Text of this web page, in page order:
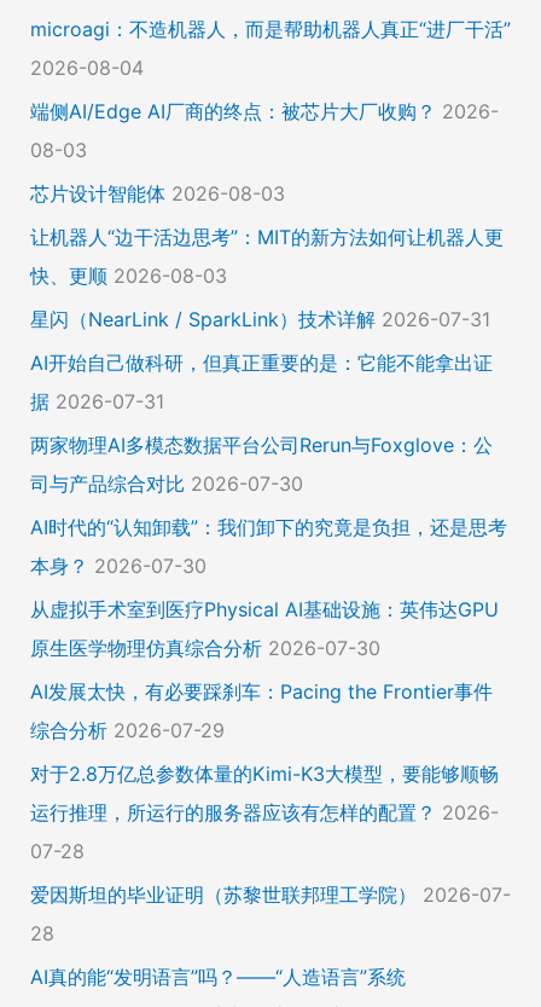
microagi：不造机器人，而是帮助机器人真正“进厂干活”
2026-08-04
端侧AI/Edge AI厂商的终点：被芯片大厂收购？ 2026-
08-03
芯片设计智能体 2026-08-03
让机器人“边干活边思考”：MIT的新方法如何让机器人更
快、更顺 2026-08-03
星闪（NearLink / SparkLink）技术详解 2026-07-31
AI开始自己做科研，但真正重要的是：它能不能拿出证
据 2026-07-31
两家物理AI多模态数据平台公司Rerun与Foxglove：公
司与产品综合对比 2026-07-30
AI时代的“认知卸载”：我们卸下的究竟是负担，还是思考
本身？ 2026-07-30
从虚拟手术室到医疗Physical AI基础设施：英伟达GPU
原生医学物理仿真综合分析 2026-07-30
AI发展太快，有必要踩刹车：Pacing the Frontier事件
综合分析 2026-07-29
对于2.8万亿总参数体量的Kimi-K3大模型，要能够顺畅
运行推理，所运行的服务器应该有怎样的配置？ 2026-
07-28
爱因斯坦的毕业证明（苏黎世联邦理工学院）
2026-07-
28
AI真的能“发明语言”吗？——“人造语言”系统